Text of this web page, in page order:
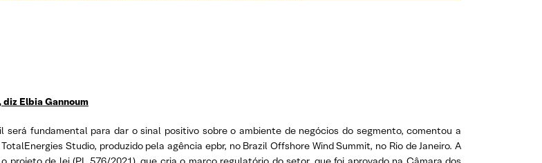
Elbia Gannoum
será fundamental para dar o sinal positivo sobre o ambiente de negócios do segmento, comentou a
Studio, produzido pela agência epbr, no Brazil Offshore Wind Summit, no Rio de Janeiro. A